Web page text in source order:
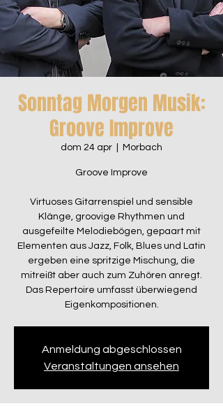
Sonntag Morgen Musik:
Groove Improve
dom 24 apr Morbach
Groove Improve
Virtuoses Gitarrenspiel und sensible
Klänge, groovige Rhythmen und
ausgefeilte Melodiebögen, gepaart mit
Elementen aus Jazz, Folk, Blues und Latin
ergeben eine spritzige Mischung, die
mitreißt aber auch zum Zuhören anregt.
Das Repertoire umfasst überwiegend
Eigenkompositionen.
Anmeldung abgeschlossen
Veranstaltungen ansehen